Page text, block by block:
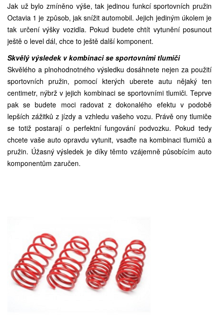
Jak už bylo zmíněno výše, tak jedinou funkcí sportovních pružin
Octavia 1 je způsob, jak snížit automobil. Jejich jediným úkolem je
tak určení výšky vozidla. Pokud budete chtít vytunění posunout
ještě o level dál, chce to ještě další komponent.
Skvělý výsledek v kombinaci se sportovními tlumiči
Skvělého a plnohodnotného výsledku dosáhnete nejen za použití
sportovních pružin, pomocí kterých uberete autu nějaký ten
centimetr, nýbrž v jejich kombinaci se sportovními tlumiči. Teprve
pak se budete moci radovat z dokonalého efektu v podobě
lepších zážitků z jízdy a vzhledu vašeho vozu. Právě ony tlumiče
se totiž postarají o perfektní fungování podvozku. Pokud tedy
chcete vaše auto opravdu vytunit, vsaďte na kombinaci tlumičů a
pružin. Úžasný výsledek je díky těmto vzájemně působícím auto
komponentům zaručen.